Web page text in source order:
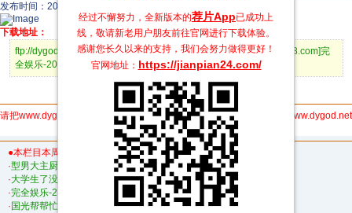
经过不懈努力，全新版本的荐片App已成功上
线，敬请新老用户朋友前往官网进行下载体验。
感谢您长久以来的支持，我们会努力做得更好！
官网地址： https://jianpian24.com/
发布时间：2012-11-21 00:00:00
下载地址：
ftp://dygod6:dygod6@d016.dygod.org:3798/[电影天堂www.dy2018.com]完
全娱乐-20121120.rmvb
请把www.dygod.net分享给你的朋友,更多人使用，速度更快 电影天堂www.dygod.net
欢迎你每天来
●本栏目本周最新资源列表：
·型男大主厨-20130701~20130731
·大学生了没-20130701~20130731
·完全娱乐-20130701~20130730
· 国光帮帮忙-20121121